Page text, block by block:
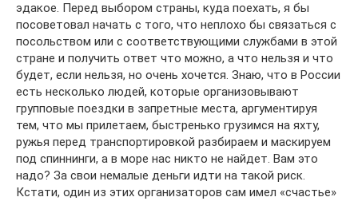
эдакое. Перед выбором страны, куда поехать, я бы
посоветовал начать с того, что неплохо бы связаться с
посольством или с соответствующими службами в этой
стране и получить ответ что можно, а что нельзя и что
будет, если нельзя, но очень хочется. Знаю, что в России
есть несколько людей, которые организовывают
групповые поездки в запретные места, аргументируя
тем, что мы прилетаем, быстренько грузимся на яхту,
ружья перед транспортировкой разбираем и маскируем
под спиннинги, а в море нас никто не найдет. Вам это
надо? За свои немалые деньги идти на такой риск.
Кстати, один из этих организаторов сам имел «счастье»